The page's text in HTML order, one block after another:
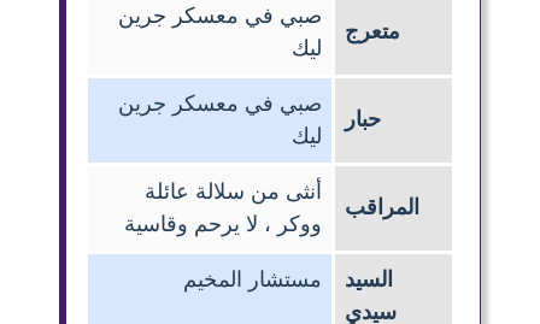
متعرج
صبي في معسكر جرين
ليك
حبار
صبي في معسكر جرين
ليك
المراقب
أنثى من سلالة عائلة
ووكر ، لا يرحم وقاسية
السيد
سيدي
مستشار المخيم